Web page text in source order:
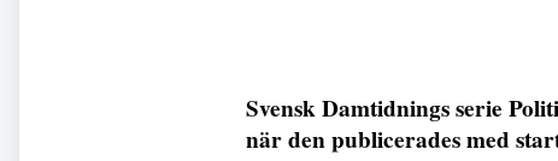
Svensk Damtidnings serie
när den publicerades med